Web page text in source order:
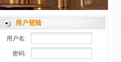
用户登陆
用户名:
密码: